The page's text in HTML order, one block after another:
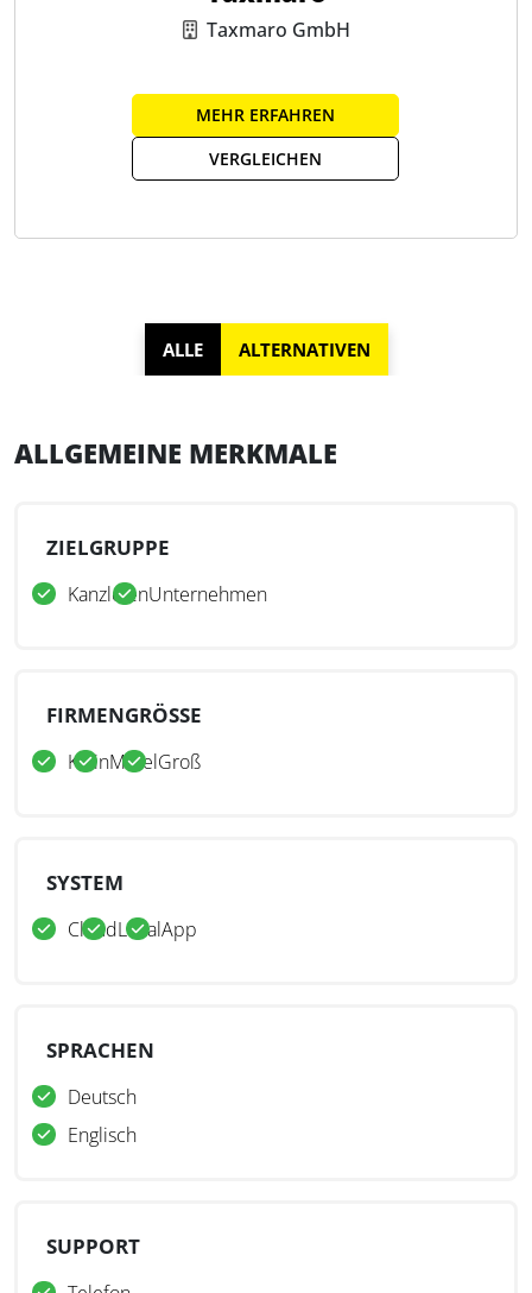
Taxmaro GmbH
MEHR ERFAHREN
VERGLEICHEN
ALLGEMEINE MERKMALE
ZIELGRUPPE
KanzleienUnternehmen
FIRMENGRÖSSE
KleinMittelGroß
SYSTEM
CloudLokalApp
SPRACHEN
Deutsch
Englisch
SUPPORT